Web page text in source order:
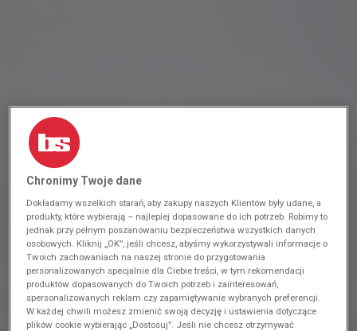
Chronimy Twoje dane
Dokładamy wszelkich starań, aby zakupy naszych Klientów były udane, a
produkty, które wybierają – najlepiej dopasowane do ich potrzeb. Robimy to
jednak przy pełnym poszanowaniu bezpieczeństwa wszystkich danych
osobowych. Kliknij „OK”, jeśli chcesz, abyśmy wykorzystywali informacje o
Twoich zachowaniach na naszej stronie do przygotowania
personalizowanych specjalnie dla Ciebie treści, w tym rekomendacji
produktów dopasowanych do Twoich potrzeb i zainteresowań,
spersonalizowanych reklam czy zapamiętywanie wybranych preferencji.
W każdej chwili możesz zmienić swoją decyzję i ustawienia dotyczące
plików cookie wybierając „Dostosuj”. Jeśli nie chcesz otrzymywać